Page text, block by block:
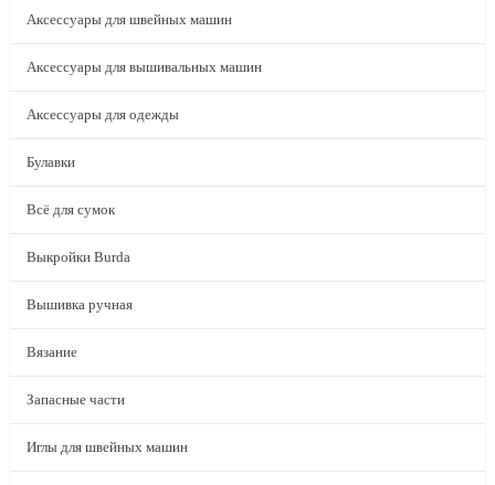
Аксессуары для швейных машин
Аксессуары для вышивальных машин
Аксессуары для одежды
Булавки
Всё для сумок
Выкройки Burda
Вышивка ручная
Вязание
Запасные части
Иглы для швейных машин